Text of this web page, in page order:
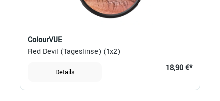
ColourVUE
Red Devil (Tageslinse) (1x2)
Details 18,90 €*